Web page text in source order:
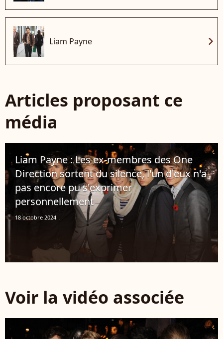
Liam Payne chevron_right
Articles proposant ce
média
Liam Payne : Les ex-membres des One
Direction sortent du silence, l'un d'eux n'a
pas encore pu s'exprimer
personnellement
18 octobre 2024
Voir la vidéo associée